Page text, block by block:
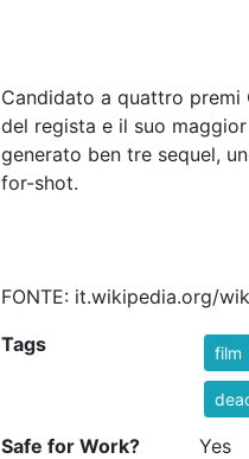
Candidato a quattro premi
del regista e il suo
generato ben tre sequel,
for-shot.
FONTE: it.wikipedia.org/
Tags film
Safe for Work? Yes